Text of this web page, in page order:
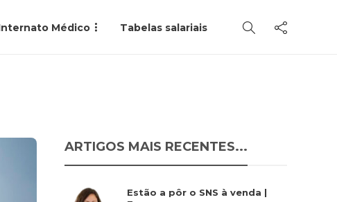
Médico Tabelas salariais
ARTIGOS MAIS RECENTES...
Estão a pôr o SNS à venda |